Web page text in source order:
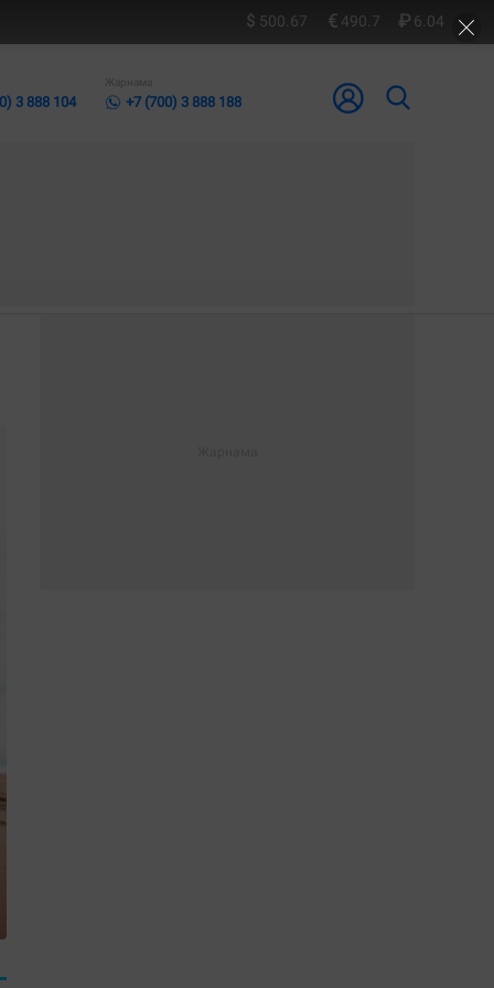
500.67 490.7 6.04
3 888 104
Жарнама
+7 (700) 3 888 188